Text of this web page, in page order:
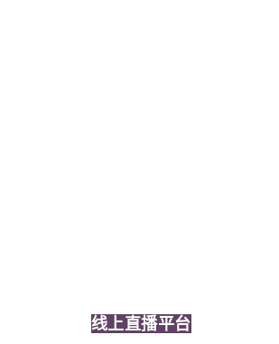
线上直播平台